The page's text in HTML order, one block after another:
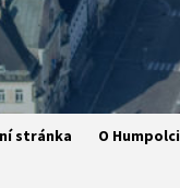
stránka O Humpolci